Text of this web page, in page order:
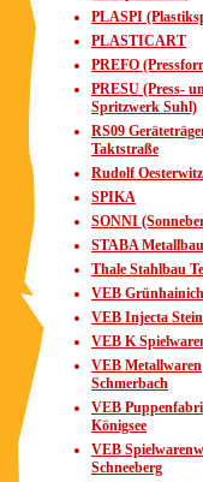
PLASPI
PLASTICART
PREFO
PRESU (Press-
Spritzwerk Suhl)
RS09
Taktstraße
Rudolf Oesterwitz
SPIKA
SONNI
STABA
Thale Stahlbau
VEB
VEB Injecta
VEB K
VEB Metallwaren
Schmerbach
VEB
Königsee
VEB
Schneeberg